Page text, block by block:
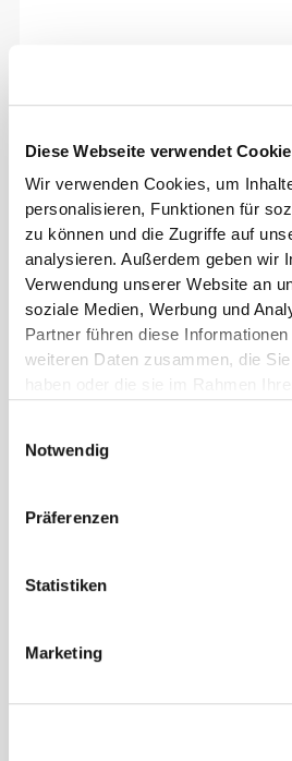
Diese Webseite verwendet
Wir verwenden Cookies, um
personalisieren, Funktionen für
zu können und die Zugriffe auf
analysieren. Außerdem geben wir
Verwendung unserer Website an
soziale Medien, Werbung und
Partner führen diese
weiteren Daten zusammen, die
haben oder die sie im Rahmen
Notwendig
Präferenzen
Statistiken
Marketing
Sich jeden Tag bequem und
können, das ist die Devise.
Absolute Bewegungsfreiheit.